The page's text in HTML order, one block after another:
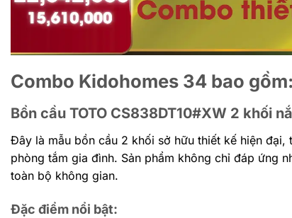
Combo Kidohomes 34 bao gồm:
Bồn cầu TOTO CS838DT10#XW 2 khối
Đây là mẫu bồn cầu 2 khối sở hữu thiết kế hiện
phòng tắm gia đình. Sản phẩm không chỉ đáp ứng
toàn bộ không gian.
Đặc điểm nổi bật: